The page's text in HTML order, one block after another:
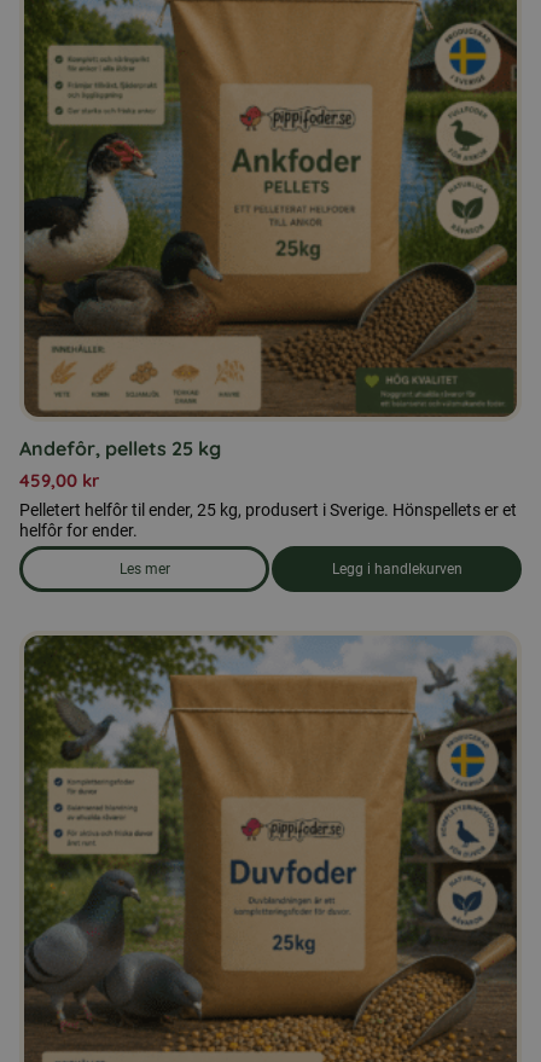
Andefôr, pellets 25 kg
459,00 kr
Pelletert helfôr til ender, 25 kg, produsert i Sverige. Hönspellets er et
helfôr for ender.
Les mer
om produkten Andefôr, pellets 25 kg
Legg i handlekurven